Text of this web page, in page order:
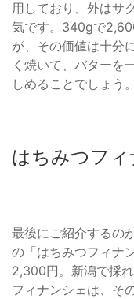
用しており、外はサ
気です。340gで
が、その価値は十分
く焼いて、バターを
しめることでしょう。
はちみつフ
最後にご紹介するの
の「はちみつフィナ
2,300円。新潟で採
フィナンシェは、そ